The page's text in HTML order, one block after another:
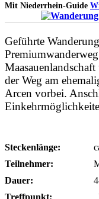
Mit Niederrhein-Guide
Geführte
der Weg am
Arcen vorbei.
Steckenlänge:
Teilnehmer:
Dauer: